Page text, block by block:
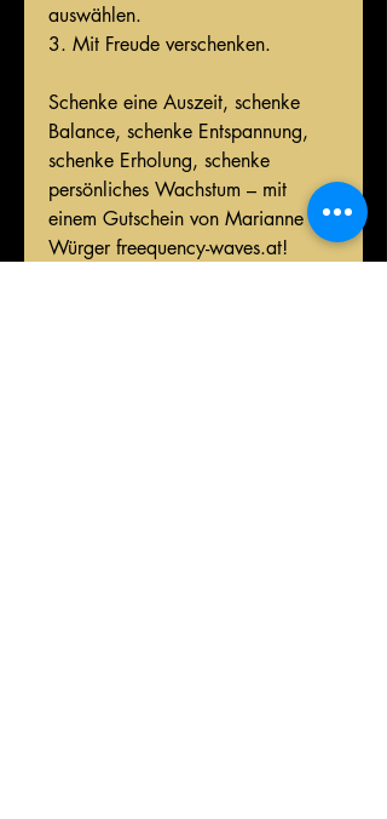
auswählen.
3. Mit Freude verschenken.
Schenke eine Auszeit, schenke
Balance, schenke Entspannung,
schenke Erholung, schenke
persönliches Wachstum – mit
einem Gutschein von Marianne
Würger freequency-waves.at!